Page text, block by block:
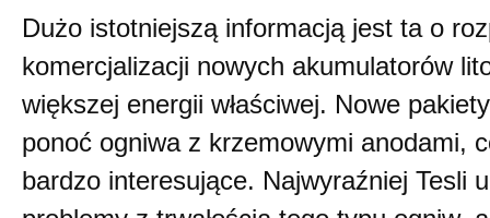
Dużo istotniejszą informacją jest ta o
komercjalizacji nowych akumulatorów
większej energii właściwej. Nowe
ponoć ogniwa z krzemowymi anodami,
bardzo interesujące. Najwyraźniej Tesli